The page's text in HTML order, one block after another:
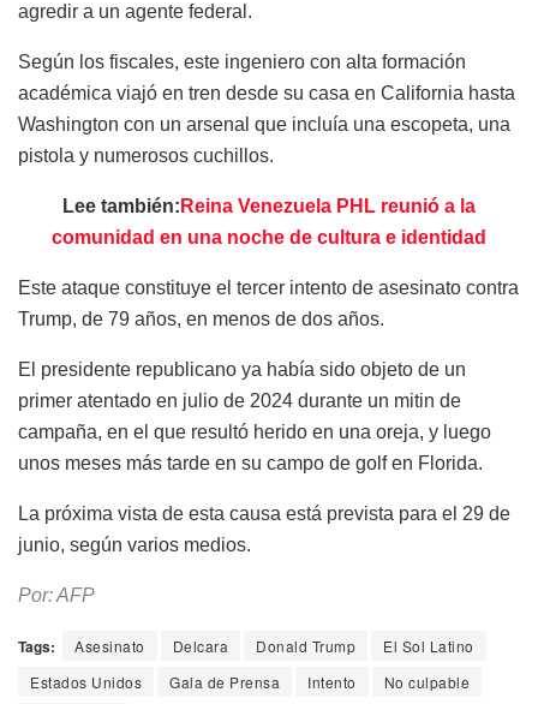
agredir a un agente federal.
Según los fiscales, este ingeniero con alta formación
académica viajó en tren desde su casa en California hasta
Washington con un arsenal que incluía una escopeta, una
pistola y numerosos cuchillos.
Lee también: Reina Venezuela PHL reunió a la
comunidad en una noche de cultura e identidad
Este ataque constituye el tercer intento de asesinato contra
Trump, de 79 años, en menos de dos años.
El presidente republicano ya había sido objeto de un
primer atentado en julio de 2024 durante un mitin de
campaña, en el que resultó herido en una oreja, y luego
unos meses más tarde en su campo de golf en Florida.
La próxima vista de esta causa está prevista para el 29 de
junio, según varios medios.
Por: AFP
Tags: Asesinato Delcara Donald Trump
El Sol Latino
Estados Unidos
Gala de Prensa Intento
No culpable